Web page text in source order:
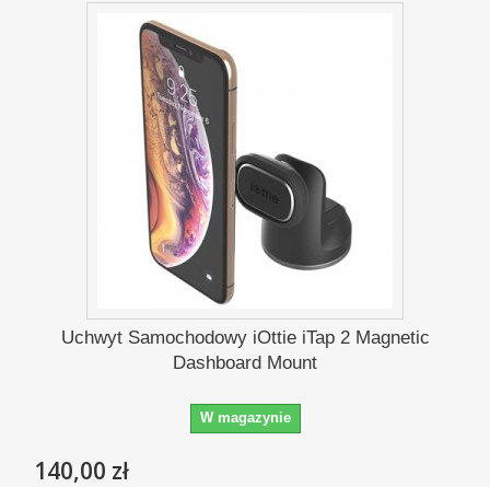
Uchwyt Samochodowy iOttie iTap 2 Magnetic
Dashboard Mount
W magazynie
140,00 zł